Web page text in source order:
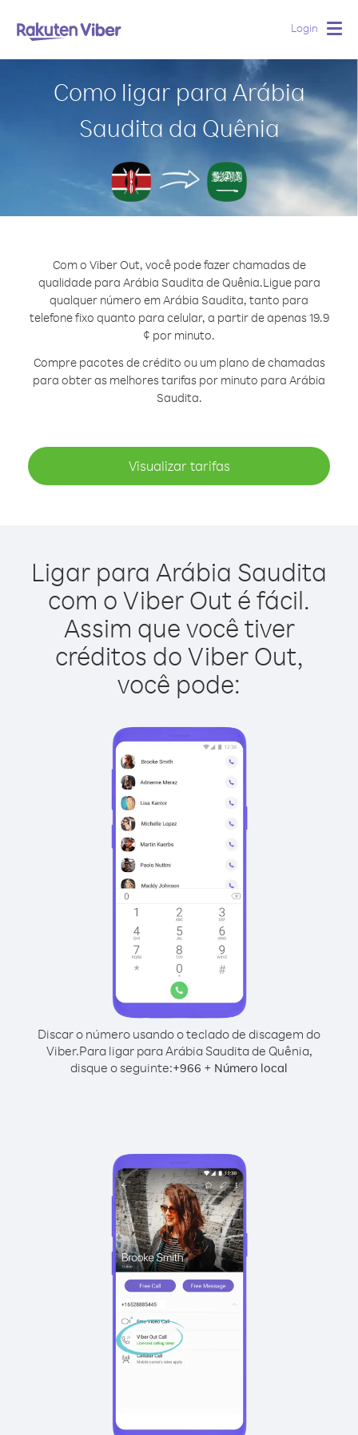
Login
Como ligar para Arábia
Saudita da Quênia
Com o Viber Out, você pode fazer chamadas de
qualidade para Arábia Saudita de Quênia.Ligue para
qualquer número em Arábia Saudita, tanto para
telefone fixo quanto para celular, a partir de apenas 19.9
¢ por minuto.
Compre pacotes de crédito ou um plano de chamadas
para obter as melhores tarifas por minuto para Arábia
Saudita.
Visualizar tarifas
Ligar para Arábia Saudita
com o Viber Out é fácil.
Assim que você tiver
créditos do Viber Out,
você pode:
Discar o número usando o teclado de discagem do
Viber.Para ligar para Arábia Saudita de Quênia,
disque o seguinte:+966 + Número local